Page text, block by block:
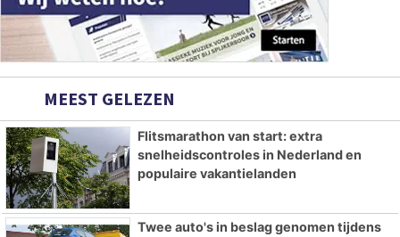
MEEST GELEZEN
Flitsmarathon van start: extra
snelheidscontroles in Nederland en
populaire vakantielanden
Twee auto's in beslag genomen tijdens